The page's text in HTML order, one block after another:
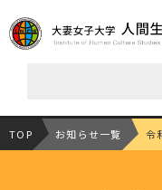
TOP お知らせ一覧 令